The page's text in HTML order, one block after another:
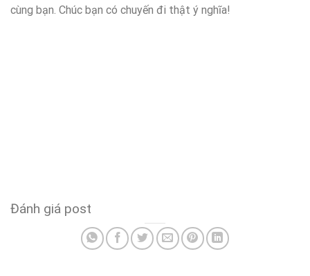
cùng bạn. Chúc bạn có chuyến đi thật ý nghĩa!
Đánh giá post